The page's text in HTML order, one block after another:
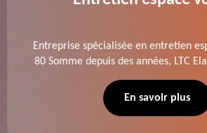
Entreprise spécialisée en entretien
80 Somme depuis des années, LTC
de dessouchage et autre.
En savoir plus